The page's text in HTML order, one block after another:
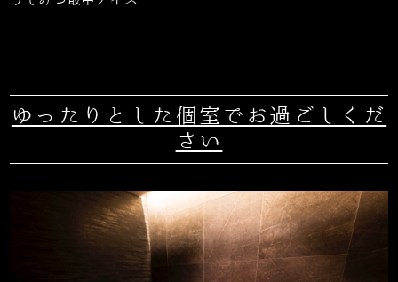
ゆったりとした個室でお過ごしくだ
さい